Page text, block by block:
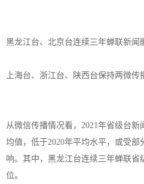
黑龙江台、北京台连续三年蝉联新闻
上海台、浙江台、陕西台保持两微传
从微信传播情况看，2021年省级台
均值，低于2020年平均水平，或受
响。其中，黑龙江台连续三年蝉联省
位。